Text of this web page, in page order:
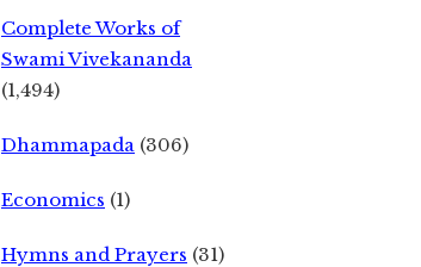
Complete Works of
Swami Vivekananda
(1,494)
Dhammapada (306)
Economics (1)
Hymns and Prayers (31)